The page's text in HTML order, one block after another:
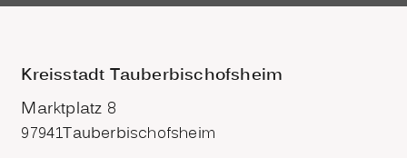
Kreisstadt Tauberbischofsheim
Marktplatz 8
97941Tauberbischofsheim